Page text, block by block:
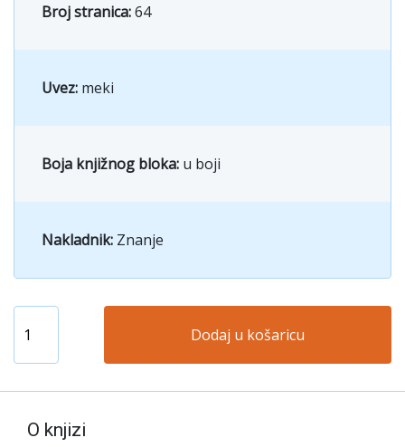
Broj stranica:64
Uvez: meki
Boja knjižnog bloka: u boji
Nakladnik: Znanje
Dodaj u košaricu
O knjizi